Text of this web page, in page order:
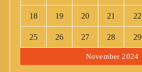
November 2024
18 19 20 21 22
25 26 27 28 29